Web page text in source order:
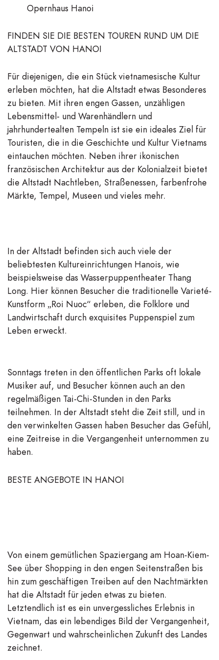
Opernhaus Hanoi
FINDEN SIE DIE BESTEN TOUREN RUND UM DIE
ALTSTADT VON HANOI
Für diejenigen, die ein Stück vietnamesische Kultur
erleben möchten, hat die Altstadt etwas Besonderes
zu bieten. Mit ihren engen Gassen, unzähligen
Lebensmittel- und Warenhändlern und
jahrhundertealten Tempeln ist sie ein ideales Ziel für
Touristen, die in die Geschichte und Kultur Vietnams
eintauchen möchten. Neben ihrer ikonischen
französischen Architektur aus der Kolonialzeit bietet
die Altstadt Nachtleben, Straßenessen, farbenfrohe
Märkte, Tempel, Museen und vieles mehr.
In der Altstadt befinden sich auch viele der
beliebtesten Kultureinrichtungen Hanois, wie
beispielsweise das Wasserpuppentheater Thang
Long. Hier können Besucher die traditionelle Varieté-
Kunstform „Roi Nuoc“ erleben, die Folklore und
Landwirtschaft durch exquisites Puppenspiel zum
Leben erweckt.
Sonntags treten in den öffentlichen Parks oft lokale
Musiker auf, und Besucher können auch an den
regelmäßigen Tai-Chi-Stunden in den Parks
teilnehmen. In der Altstadt steht die Zeit still, und in
den verwinkelten Gassen haben Besucher das Gefühl,
eine Zeitreise in die Vergangenheit unternommen zu
haben.
BESTE ANGEBOTE IN HANOI
Von einem gemütlichen Spaziergang am Hoan-Kiem-
See über Shopping in den engen Seitenstraßen bis
hin zum geschäftigen Treiben auf den Nachtmärkten
hat die Altstadt für jeden etwas zu bieten.
Letztendlich ist es ein unvergessliches Erlebnis in
Vietnam, das ein lebendiges Bild der Vergangenheit,
Gegenwart und wahrscheinlichen Zukunft des Landes
zeichnet.